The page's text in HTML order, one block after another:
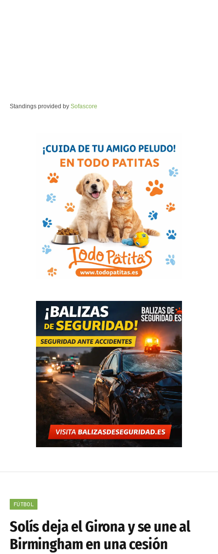
Standings provided by Sofascore
FÚTBOL
Solís deja el Girona y se une al
Birmingham en una cesión